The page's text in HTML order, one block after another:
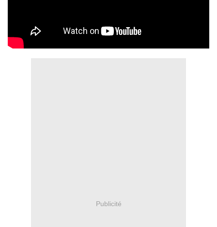
Publicité